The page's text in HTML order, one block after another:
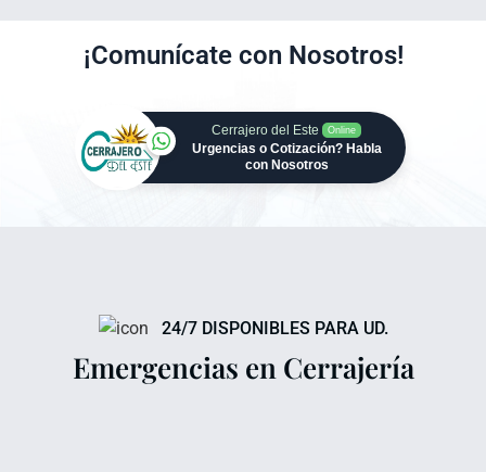
¡Comunícate con Nosotros!
Cerrajero del Este Online
Urgencias o Cotización? Habla
con Nosotros
24/7 DISPONIBLES PARA UD.
Emergencias en Cerrajería